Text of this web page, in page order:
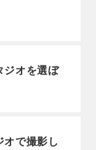
ジオを選ぼ
オで撮影し